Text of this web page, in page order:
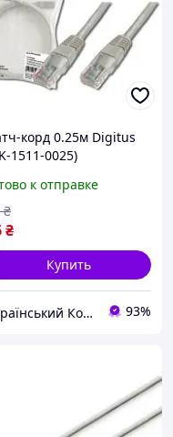
корд 0.25м Digitus
1511-0025)
к отправке
₴
₴
Купить
Український Кошик 93%